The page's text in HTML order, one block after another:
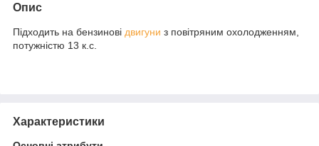
Опис
Підходить на бензинові двигуни з повітряним охолодженням,
потужністю 13 к.с.
Характеристики